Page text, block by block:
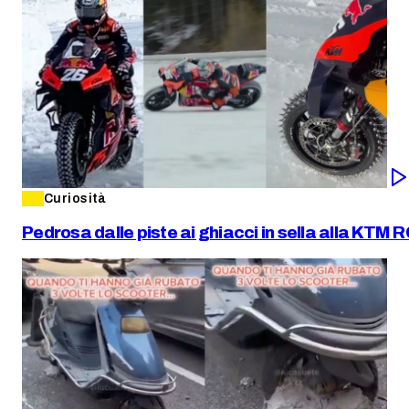
Curiosità
Pedrosa dalle piste ai ghiacci in sella alla KTM